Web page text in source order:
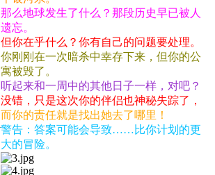
那么地球发生了什么？那段历史早已被人
遗忘。
但你在乎什么？你有自己的问题要处理。
你刚刚在一次暗杀中幸存下来，但你的公
寓被毁了。
听起来和一周中的其他日子一样，对吧？
没错，只是这次你的伴侣也神秘失踪了，
而你的责任就是找出她去了哪里！
警告：答案可能会导致……比你计划的更
大的冒险。